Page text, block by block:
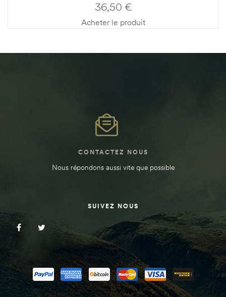
36,50 €
Acheter le produit
CONTACTEZ NOUS
Nous répondons aussi vite que possible
SUIVEZ NOUS